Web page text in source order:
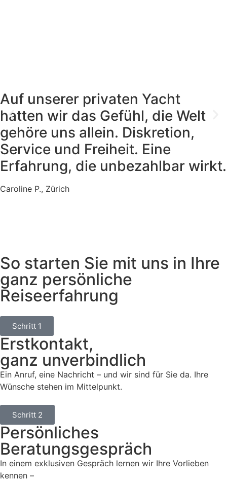
Auf unserer privaten Yacht
hatten wir das Gefühl, die Welt
gehöre uns allein. Diskretion,
Service und Freiheit. Eine
Erfahrung, die unbezahlbar wirkt.
Caroline P., Zürich
So starten Sie mit uns in Ihre
ganz persönliche
Reiseerfahrung
Schritt 1
Erstkontakt,
ganz unverbindlich
Ein Anruf, eine Nachricht – und wir sind für Sie da. Ihre
Wünsche stehen im Mittelpunkt.
Schritt 2
Persönliches
Beratungsgespräch
In einem exklusiven Gespräch lernen wir Ihre Vorlieben
kennen –